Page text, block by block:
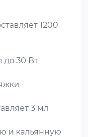
1200
до 30 Вт
3 мл
и кальянную